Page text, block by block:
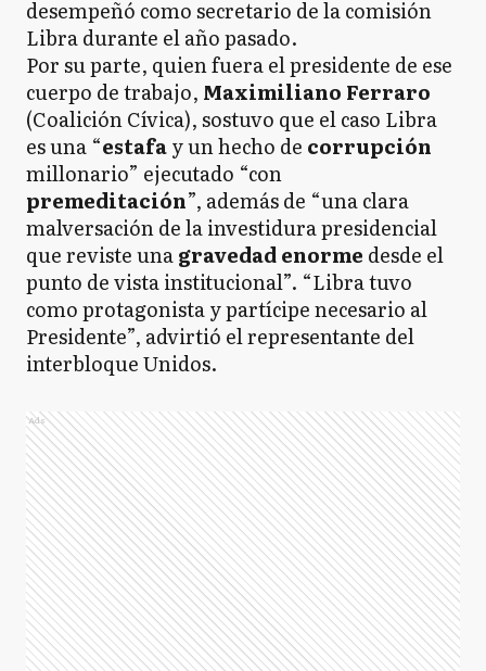
desempeñó como secretario de la comisión
Libra durante el año pasado.
Por su parte, quien fuera el presidente de ese
cuerpo de trabajo, Maximiliano Ferraro
(Coalición Cívica), sostuvo que el caso Libra
es una “estafay un hecho de corrupción
millonario” ejecutado “con
premeditación”, además de “una clara
malversación de la investidura presidencial
que reviste unagravedadenorme desde el
punto de vista institucional”. “Libra tuvo
como protagonista y partícipe necesario al
Presidente”, advirtió el representante del
interbloque Unidos.
Ads